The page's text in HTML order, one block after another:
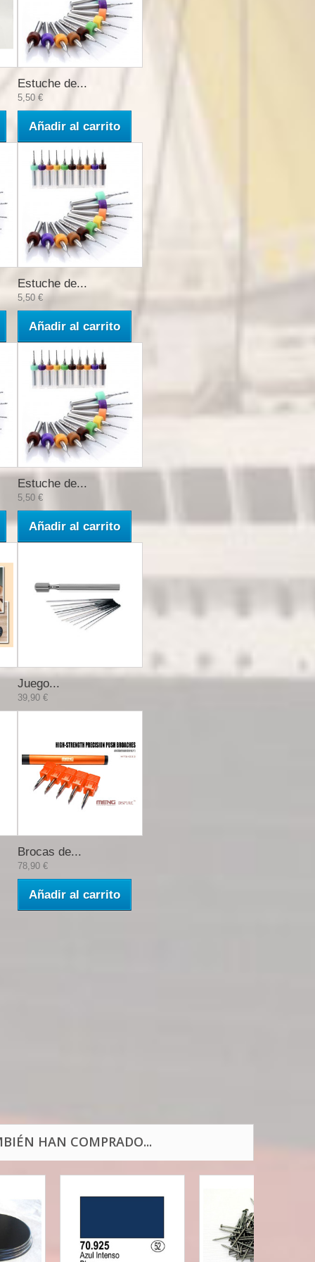
Estuche de...
5,50 €
Añadir al carrito
Estuche de...
5,50 €
Añadir al carrito
Estuche de...
5,50 €
Añadir al carrito
Juego...
39,90 €
Brocas de...
78,90 €
Añadir al carrito
HAN COMPRADO...